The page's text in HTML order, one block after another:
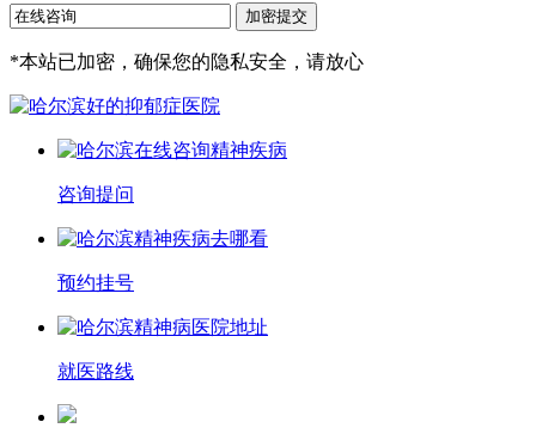
*本站已加密，确保您的隐私安全，请放心
咨询提问
预约挂号
就医路线